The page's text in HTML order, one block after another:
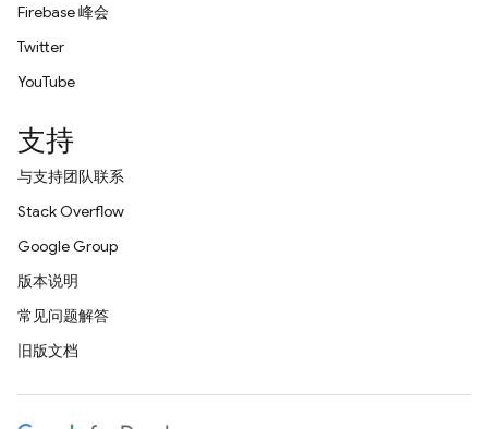
Firebase 峰会
Twitter
YouTube
支持
与支持团队联系
Stack Overflow
Google Group
版本说明
常见问题解答
旧版文档